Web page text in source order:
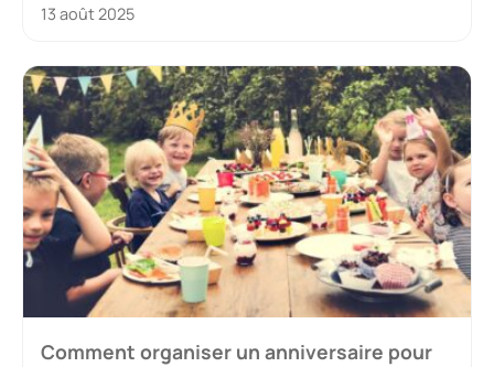
13 août 2025
Comment organiser un anniversaire pour